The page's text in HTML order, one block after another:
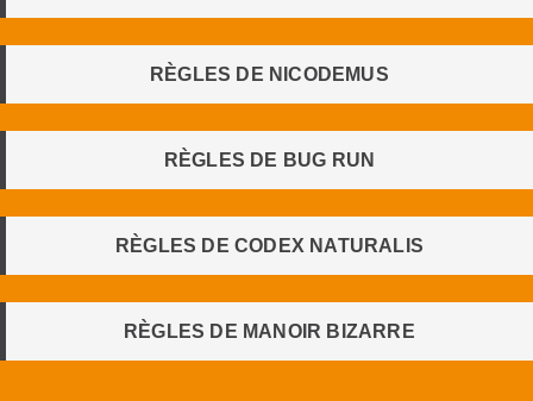
RÈGLES DE NICODEMUS
RÈGLES DE BUG RUN
RÈGLES DE CODEX NATURALIS
RÈGLES DE MANOIR BIZARRE